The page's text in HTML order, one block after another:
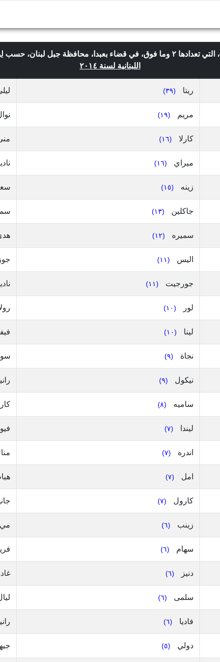
اللبنانية لسنة ٢٠١٤
ريتا (٣٩)
مريم (١٩)
كارلا (١٦)
ميراي (١٦)
زينه (١٥)
جاكلين (١٣)
سميره (١٢)
اليس (١١)
جورجيت (١١)
لور (١٠)
لينا (١٠)
نجاة (٩)
نيكول (٩)
ساميه (٨)
ليندا (٧)
اندره (٧)
امل (٧)
كارول (٧)
زينب (٦)
سهام (٦)
دنيز (٦)
سلمى (٦)
فاديا (٦)
دولي (٥)